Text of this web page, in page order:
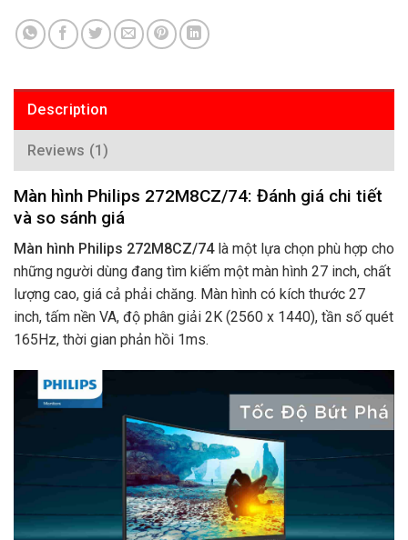
Description
Reviews (1)
Màn hình Philips 272M8CZ/74: Đánh giá chi tiết
và so sánh giá
Màn hình Philips 272M8CZ/74là một lựa chọn phù hợp cho
những người dùng đang tìm kiếm một màn hình 27 inch, chất
lượng cao, giá cả phải chăng. Màn hình có kích thước 27
inch, tấm nền VA, độ phân giải 2K (2560 x 1440), tần số quét
165Hz, thời gian phản hồi 1ms.